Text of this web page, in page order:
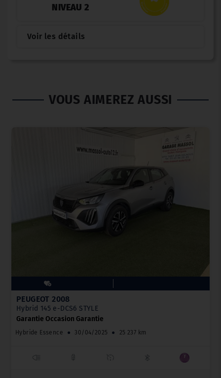
NIVEAU 2
Voir les détails
VOUS AIMEREZ AUSSI
PEUGEOT 2008
Hybrid 145 e-DCS6 STYLE
Garantie Occasion Garantie
Hybride Essence ● 30/04/2025 ● 25 237 km